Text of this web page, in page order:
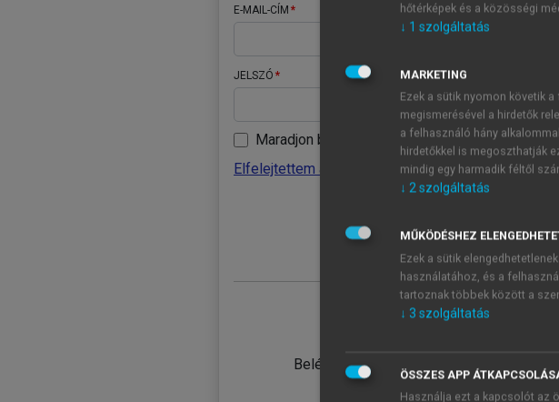
E-MAIL-CÍM
JELSZÓ
Maradjon belépve
Elfelejtettem a jelszavamat
Belépés intézményi azonosítóval
hőtérképek és a közösségi
↓ 1 szolgáltatás
MARKETING
Ezek a sütik nyomon követik
megismerésével a hirdetők
a felhasználó hány
hirdetőkkel is megoszthatják
mindig egy harmadik féltől
↓ 2szolgáltatás
MŰKÖDÉSHEZ
Ezek a sütik
használatához, és a
tartoznak többek között a
↓ 3 szolgáltatás
ÖSSZES APP
Használja ezt a kapcsolót az